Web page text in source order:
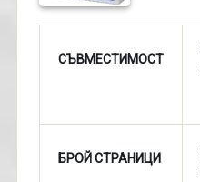
СЪВМЕСТИМОСТ
БРОЙ СТРАНИЦИ